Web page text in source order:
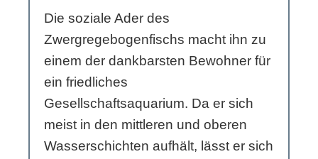
Die soziale Ader des
Zwergregebogenfischs macht ihn zu
einem der dankbarsten Bewohner für
ein friedliches
Gesellschaftsaquarium. Da er sich
meist in den mittleren und oberen
Wasserschichten aufhält, lässt er sich